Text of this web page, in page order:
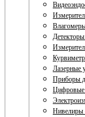
Лазерные
Приборы
Цифровые
Нивелиры